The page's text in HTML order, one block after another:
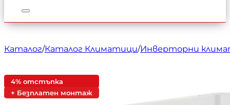
Каталог/Каталог Климатици/Инверторни
4% отстъпка
+ Безплатен монтаж